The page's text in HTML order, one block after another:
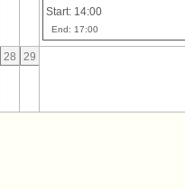
Start: 14:00
End: 17:00
28 29